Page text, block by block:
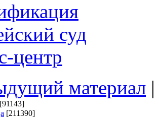
суд
центр
материал
[91143]
[211390]